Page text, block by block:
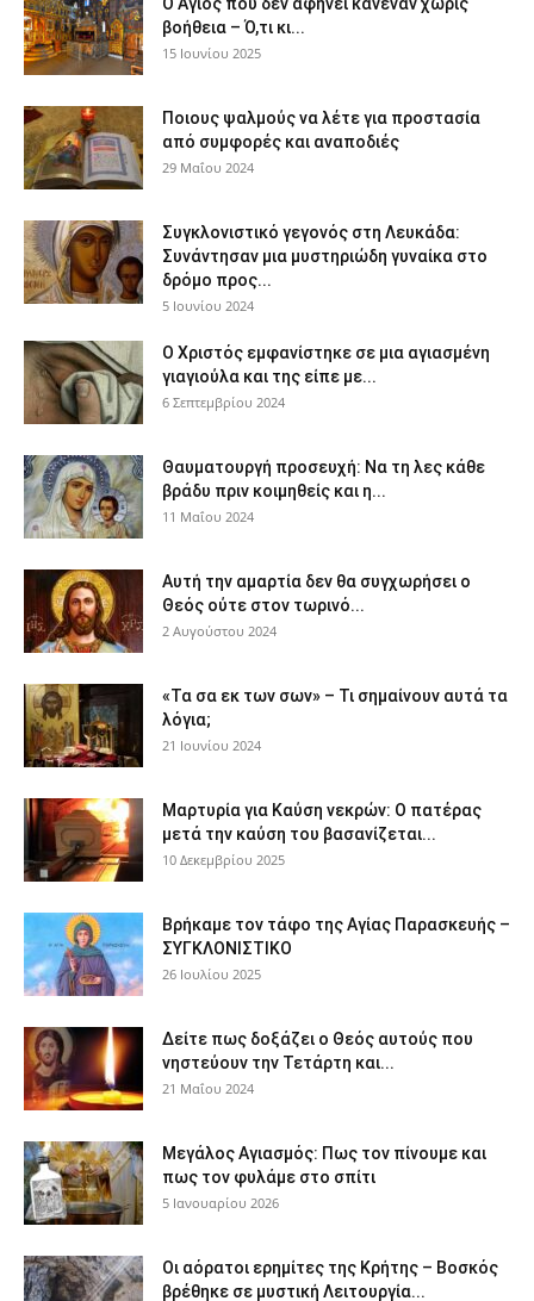
βοήθεια – Ό,τι κι...
15 Ιουνίου 2025
Ποιους ψαλμούς να λέτε για προστασία
από συμφορές και αναποδιές
29 Μαΐου 2024
Συγκλονιστικό γεγονός στη Λευκάδα:
Συνάντησαν μια μυστηριώδη γυναίκα στο
δρόμο προς...
5 Ιουνίου 2024
Ο Χριστός εμφανίστηκε σε μια αγιασμένη
γιαγιούλα και της είπε με...
6 Σεπτεμβρίου 2024
Θαυματουργή προσευχή: Να τη λες κάθε
βράδυ πριν κοιμηθείς και η...
11 Μαΐου 2024
Αυτή την αμαρτία δεν θα συγχωρήσει ο
Θεός ούτε στον τωρινό...
2 Αυγούστου 2024
«Τα σα εκ των σων» – Τι σημαίνουν αυτά τα
λόγια;
21 Ιουνίου 2024
Μαρτυρία για Καύση νεκρών: Ο πατέρας
μετά την καύση του βασανίζεται...
10 Δεκεμβρίου 2025
Βρήκαμε τον τάφο της Αγίας Παρασκευής –
ΣΥΓΚΛΟΝΙΣΤΙΚΟ
26 Ιουλίου 2025
Δείτε πως δοξάζει ο Θεός αυτούς που
νηστεύουν την Τετάρτη και...
21 Μαΐου 2024
Μεγάλος Αγιασμός: Πως τον πίνουμε και
πως τον φυλάμε στο σπίτι
5 Ιανουαρίου 2026
Οι αόρατοι ερημίτες της Κρήτης – Βοσκός
βρέθηκε σε μυστική Λειτουργία...